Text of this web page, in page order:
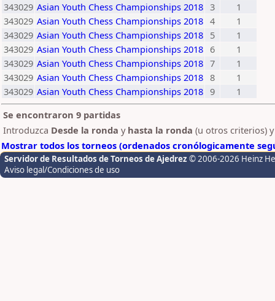
343029 Asian Youth Chess Championships 2018 3
1
343029 Asian Youth Chess Championships 2018 4
1
343029 Asian Youth Chess Championships 2018 5
1
343029 Asian Youth Chess Championships 2018 6
1
343029 Asian Youth Chess Championships 2018 7
1
343029 Asian Youth Chess Championships 2018 8
1
343029 Asian Youth Chess Championships 2018 9
1
Se encontraron 9 partidas
Introduzca Desde la ronda y hasta la ronda (u otros criterios)
Mostrar todos los torneos (ordenados cronólogicamente
Servidor de Resultados de Torneos de Ajedrez © 2006-2026 Heinz
Aviso legal/Condiciones de uso